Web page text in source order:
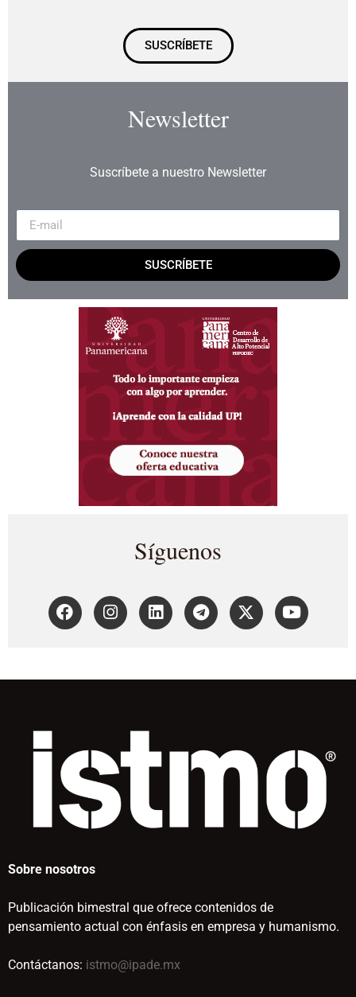
SUSCRÍBETE
Newsletter
Suscríbete a nuestro Newsletter
SUSCRÍBETE
Síguenos
Sobre nosotros
Publicación bimestral que ofrece contenidos de
pensamiento actual con énfasis en empresa y humanismo.
Contáctanos: istmo@ipade.mx